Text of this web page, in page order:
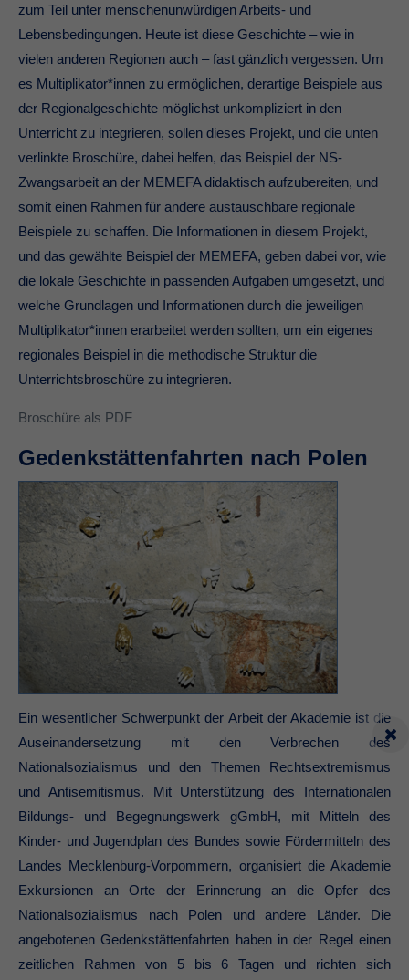
zum Teil unter menschenunwürdigen Arbeits- und
Lebensbedingungen. Heute ist diese Geschichte – wie in
vielen anderen Regionen auch – fast gänzlich vergessen. Um
es Multiplikator*innen zu ermöglichen, derartige Beispiele aus
der Regionalgeschichte möglichst unkompliziert in den
Unterricht zu integrieren, sollen dieses Projekt, und die unten
verlinkte Broschüre, dabei helfen, das Beispiel der NS-
Zwangsarbeit an der MEMEFA didaktisch aufzubereiten, und
somit einen Rahmen für andere austauschbare regionale
Beispiele zu schaffen. Die Informationen in diesem Projekt,
und das gewählte Beispiel der MEMEFA, geben dabei vor, wie
die lokale Geschichte in passenden Aufgaben umgesetzt, und
welche Grundlagen und Informationen durch die jeweiligen
Multiplikator*innen erarbeitet werden sollten, um ein eigenes
regionales Beispiel in die methodische Struktur die
Unterrichtsbroschüre zu integrieren.
Broschüre als PDF
Gedenkstättenfahrten nach Polen
Ein wesentlicher Schwerpunkt der Arbeit der Akademie ist die
Auseinandersetzung mit den Verbrechen des
Nationalsozialismus und den Themen Rechtsextremismus
und Antisemitismus. Mit Unterstützung des Internationalen
Bildungs- und Begegnungswerk gGmbH, mit Mitteln des
Kinder- und Jugendplan des Bundes sowie Fördermitteln des
Landes Mecklenburg-Vorpommern, organisiert die Akademie
Exkursionen an Orte der Erinnerung an die Opfer des
Nationalsozialismus nach Polen und andere Länder. Die
angebotenen Gedenkstättenfahrten haben in der Regel einen
zeitlichen Rahmen von 5 bis 6 Tagen und richten sich